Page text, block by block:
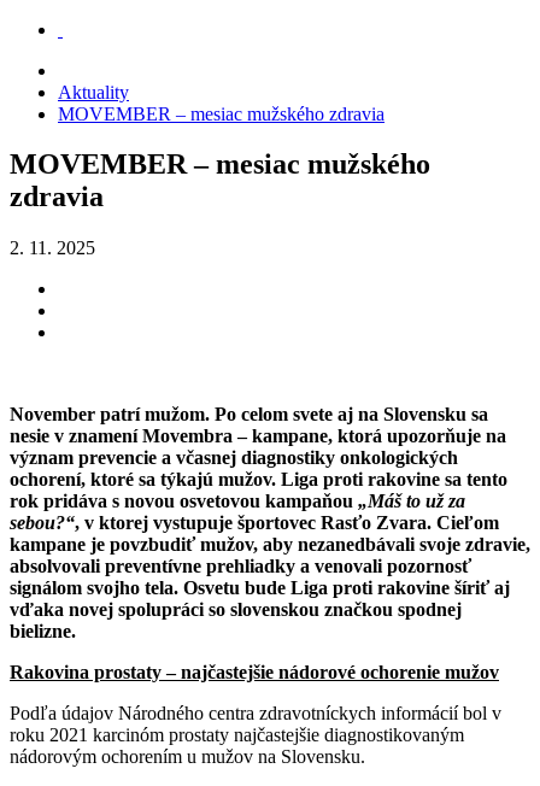
Aktuality
MOVEMBER – mesiac mužského zdravia
MOVEMBER – mesiac mužského
zdravia
2. 11. 2025
November patrí mužom. Po celom svete aj na Slovensku sa
nesie v znamení Movembra – kampane, ktorá upozorňuje na
význam prevencie a včasnej diagnostiky onkologických
ochorení, ktoré sa týkajú mužov. Liga proti rakovine sa tento
rok pridáva s novou osvetovou kampaňou „Máš to už za
sebou?“, v ktorej vystupuje športovec Rasťo Zvara. Cieľom
kampane je povzbudiť mužov, aby nezanedbávali svoje zdravie,
absolvovali preventívne prehliadky a venovali pozornosť
signálom svojho tela. Osvetu bude Liga proti rakovine šíriť aj
vďaka novej spolupráci so slovenskou značkou spodnej
bielizne.
Rakovina prostaty – najčastejšie nádorové ochorenie mužov
Podľa údajov Národného centra zdravotníckych informácií bol v
roku 2021 karcinóm prostaty najčastejšie diagnostikovaným
nádorovým ochorením u mužov na Slovensku.